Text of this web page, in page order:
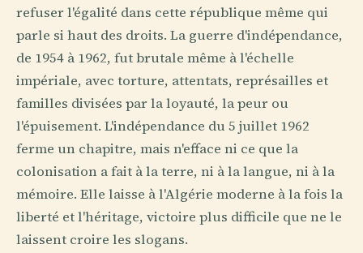
refuser l'égalité dans cette république même qui
parle si haut des droits. La guerre d'indépendance,
de 1954 à 1962, fut brutale même à l'échelle
impériale, avec torture, attentats, représailles et
familles divisées par la loyauté, la peur ou
l'épuisement. L'indépendance du 5 juillet 1962
ferme un chapitre, mais n'efface ni ce que la
colonisation a fait à la terre, ni à la langue, ni à la
mémoire. Elle laisse à l'Algérie moderne à la fois la
liberté et l'héritage, victoire plus difficile que ne le
laissent croire les slogans.